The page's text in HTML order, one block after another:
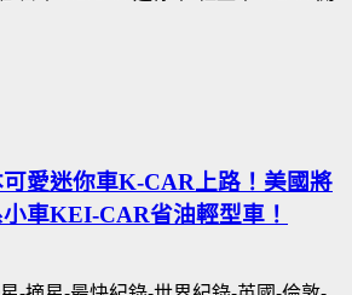
愛迷你車K-CAR上路！美國將
車KEI-CAR省油輕型車！